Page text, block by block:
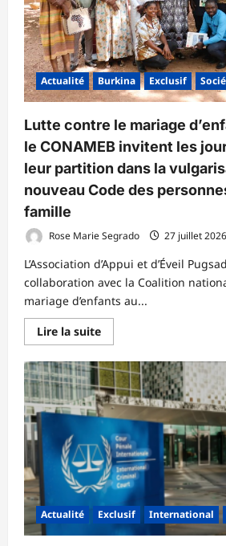
Actualité Burkina Exclusif
Lutte contre le mariage
le CONAMEB invitent les
leur partition dans la
nouveau Code des
famille
Rose Marie Segrado 27 juillet 2026
L’Association d’Appui et d’Éveil
collaboration avec la Coalition
mariage d’enfants au...
Lire la suiteEn
savoir
sur
Lutte
contre
le
mariage
d’enfants
:
L’ADEP
et
le
CONAMEB
invitent
journalistes
à
jouer
Actualité Exclusif International